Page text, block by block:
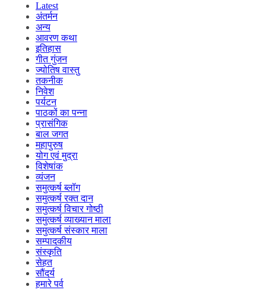
Latest
अंतर्मन
अन्य
आवरण कथा
इतिहास
गीत गुंजन
ज्योतिष वास्तु
तकनीक
निवेश
पर्यटन
पाठकों का पन्ना
प्रासंगिक
बाल जगत
महापुरुष
योग एवं मुद्रा
विशेषांक
व्यंजन
समुत्कर्ष ब्लॉग
समुत्कर्ष रक्त दान
समुत्कर्ष विचार गोष्ठी
समुत्कर्ष व्याख्यान माला
समुत्कर्ष संस्कार माला
सम्पादकीय
संस्कृति
सेहत
सौंदर्य
हमारे पर्व